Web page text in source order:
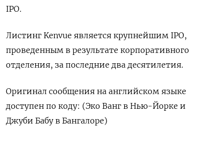
IPO.
Листинг Kenvue является крупнейшим IPO,
проведенным в результате корпоративного
отделения, за последние два десятилетия.
Оригинал сообщения на английском языке
доступен по коду: (Эко Ванг в Нью-Йорке и
Джуби Бабу в Бангалоре)